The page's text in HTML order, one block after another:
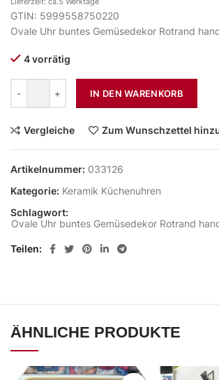
GTIN: 5999558750220
Ovale Uhr buntes Gemüsedekor Rotrand
4 vorrätig
IN DEN WARENKORB
Vergleiche Zum Wunschzettel
Artikelnummer: 033126
Kategorie: Keramik Küchenuhren
Schlagwort:
Ovale Uhr buntes Gemüsedekor Rotrand
Teilen
ÄHNLICHE PRODUKTE